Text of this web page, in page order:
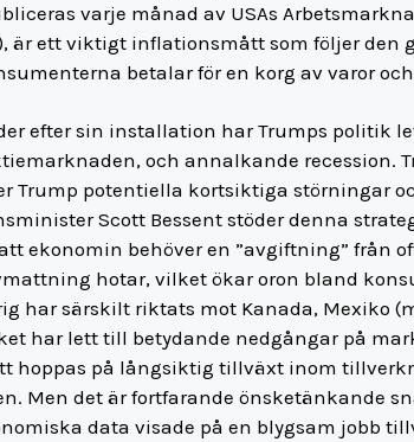
varje månad av USAs
är ett viktigt inflationsmått som följer den
betalar för en korg av varor
efter sin installation har Trumps politik
och annalkande recession.
Trump potentiella kortsiktiga störningar
Scott Bessent stöder denna
ekonomin behöver en ”avgiftning” från
hotar, vilket ökar oron bland
har särskilt riktats mot Kanada, Mexiko
har lett till betydande nedgångar på
hoppas på långsiktig tillväxt inom
Men det är fortfarande önsketänkande
data visade på en blygsam jobb